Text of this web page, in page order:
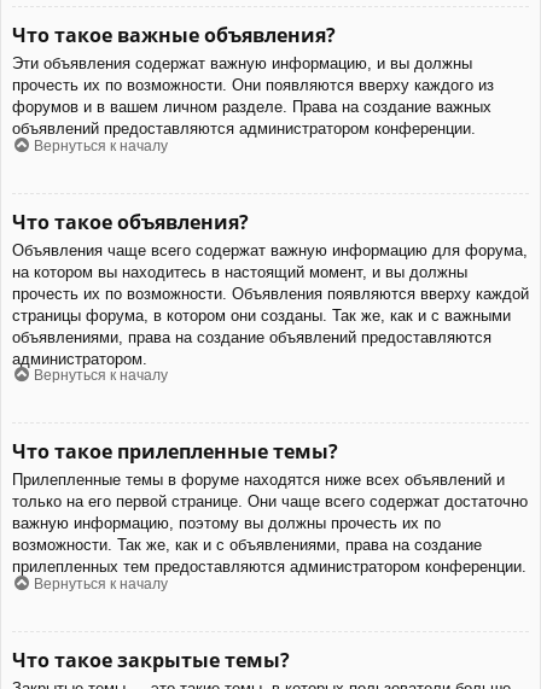
Что такое важные объявления?
Эти объявления содержат важную информацию, и вы должны
прочесть их по возможности. Они появляются вверху каждого из
форумов и в вашем личном разделе. Права на создание важных
объявлений предоставляются администратором конференции.
Вернуться к началу
Что такое объявления?
Объявления чаще всего содержат важную информацию для форума,
на котором вы находитесь в настоящий момент, и вы должны
прочесть их по возможности. Объявления появляются вверху каждой
страницы форума, в котором они созданы. Так же, как и с важными
объявлениями, права на создание объявлений предоставляются
администратором.
Вернуться к началу
Что такое прилепленные темы?
Прилепленные темы в форуме находятся ниже всех объявлений и
только на его первой странице. Они чаще всего содержат достаточно
важную информацию, поэтому вы должны прочесть их по
возможности. Так же, как и с объявлениями, права на создание
прилепленных тем предоставляются администратором конференции.
Вернуться к началу
Что такое закрытые темы?